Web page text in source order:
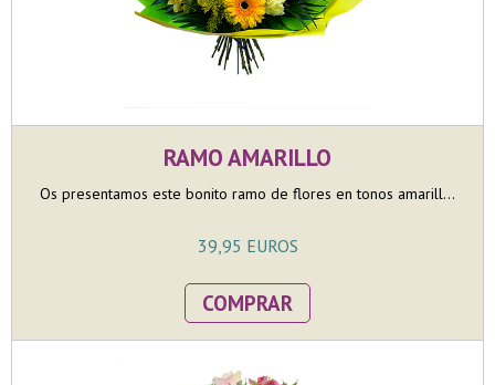
RAMO AMARILLO
Os presentamos este bonito ramo de flores en tonos amarill...
39,95 EUROS
COMPRAR